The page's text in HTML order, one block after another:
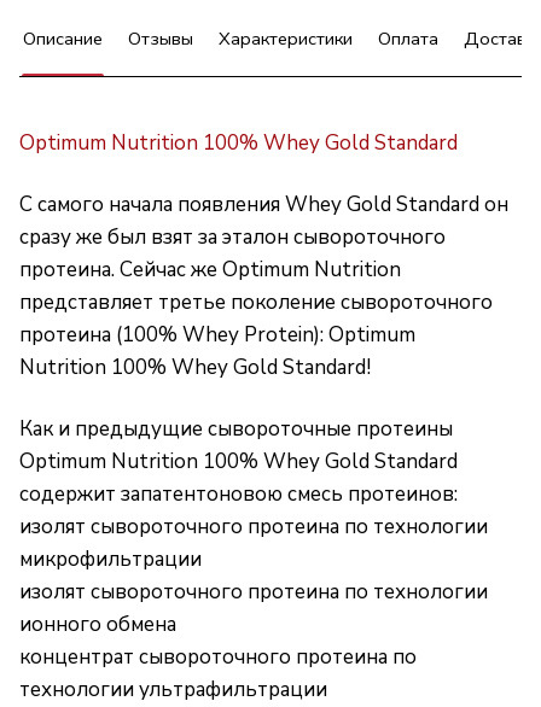
Описание Отзывы Характеристики Оплата
Optimum Nutrition 100% Whey Gold Standard
С самого начала появления Whey Gold Standard он
сразу же был взят за эталон сывороточного
протеина. Сейчас же Optimum Nutrition
представляет третье поколение сывороточного
протеина (100% Whey Protein): Optimum
Nutrition 100% Whey Gold Standard!
Как и предыдущие сывороточные протеины
Optimum Nutrition 100% Whey Gold Standard
содержит запатентоновою смесь протеинов:
изолят сывороточного протеина по технологии
микрофильтрации
изолят сывороточного протеина по технологии
ионного обмена
концентрат сывороточного протеина по
технологии ультрафильтрации